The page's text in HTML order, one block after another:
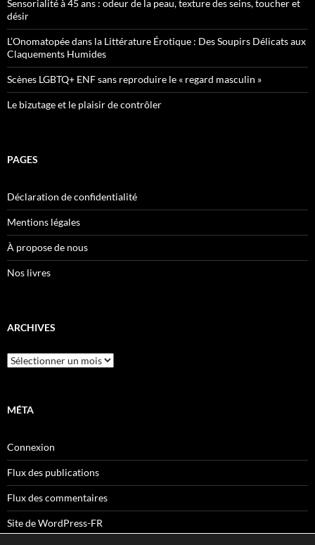
Sensorialité à 45 ans : odeur de la peau, texture des seins, toucher et
désir
L’Onomatopée dans la Littérature Érotique : Des Soupirs Délicats aux
Claquements Humides
Scènes LGBTQ+ ENF sans reproduire le « regard masculin »
Le bizutage et le plaisir de contrôler
PAGES
Déclaration de confidentialité
Mentions légales
À propose de nous
Nos livres
ARCHIVES
Archives
MÉTA
Connexion
Flux des publications
Flux des commentaires
Site de WordPress-FR